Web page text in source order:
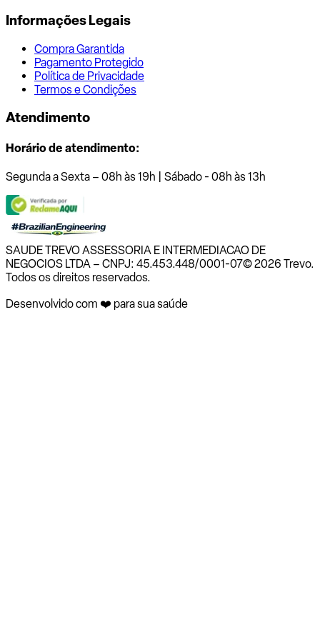
Informações Legais
Compra Garantida
Pagamento Protegido
Política de Privacidade
Termos e Condições
Atendimento
Horário de atendimento:
Segunda a Sexta – 08h às 19h | Sábado - 08h às 13h
SAUDE TREVO ASSESSORIA E INTERMEDIACAO DE
NEGOCIOS LTDA – CNPJ: 45.453.448/0001-07© 2026 Trevo.
Todos os direitos reservados.
Desenvolvido com ❤️ para sua saúde